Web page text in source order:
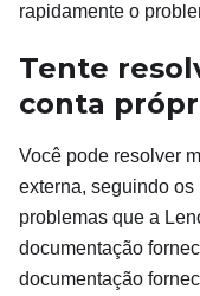
rapidamente o
Tente
conta
Você pode resolver
externa, seguindo
problemas que a
documentação
documentação